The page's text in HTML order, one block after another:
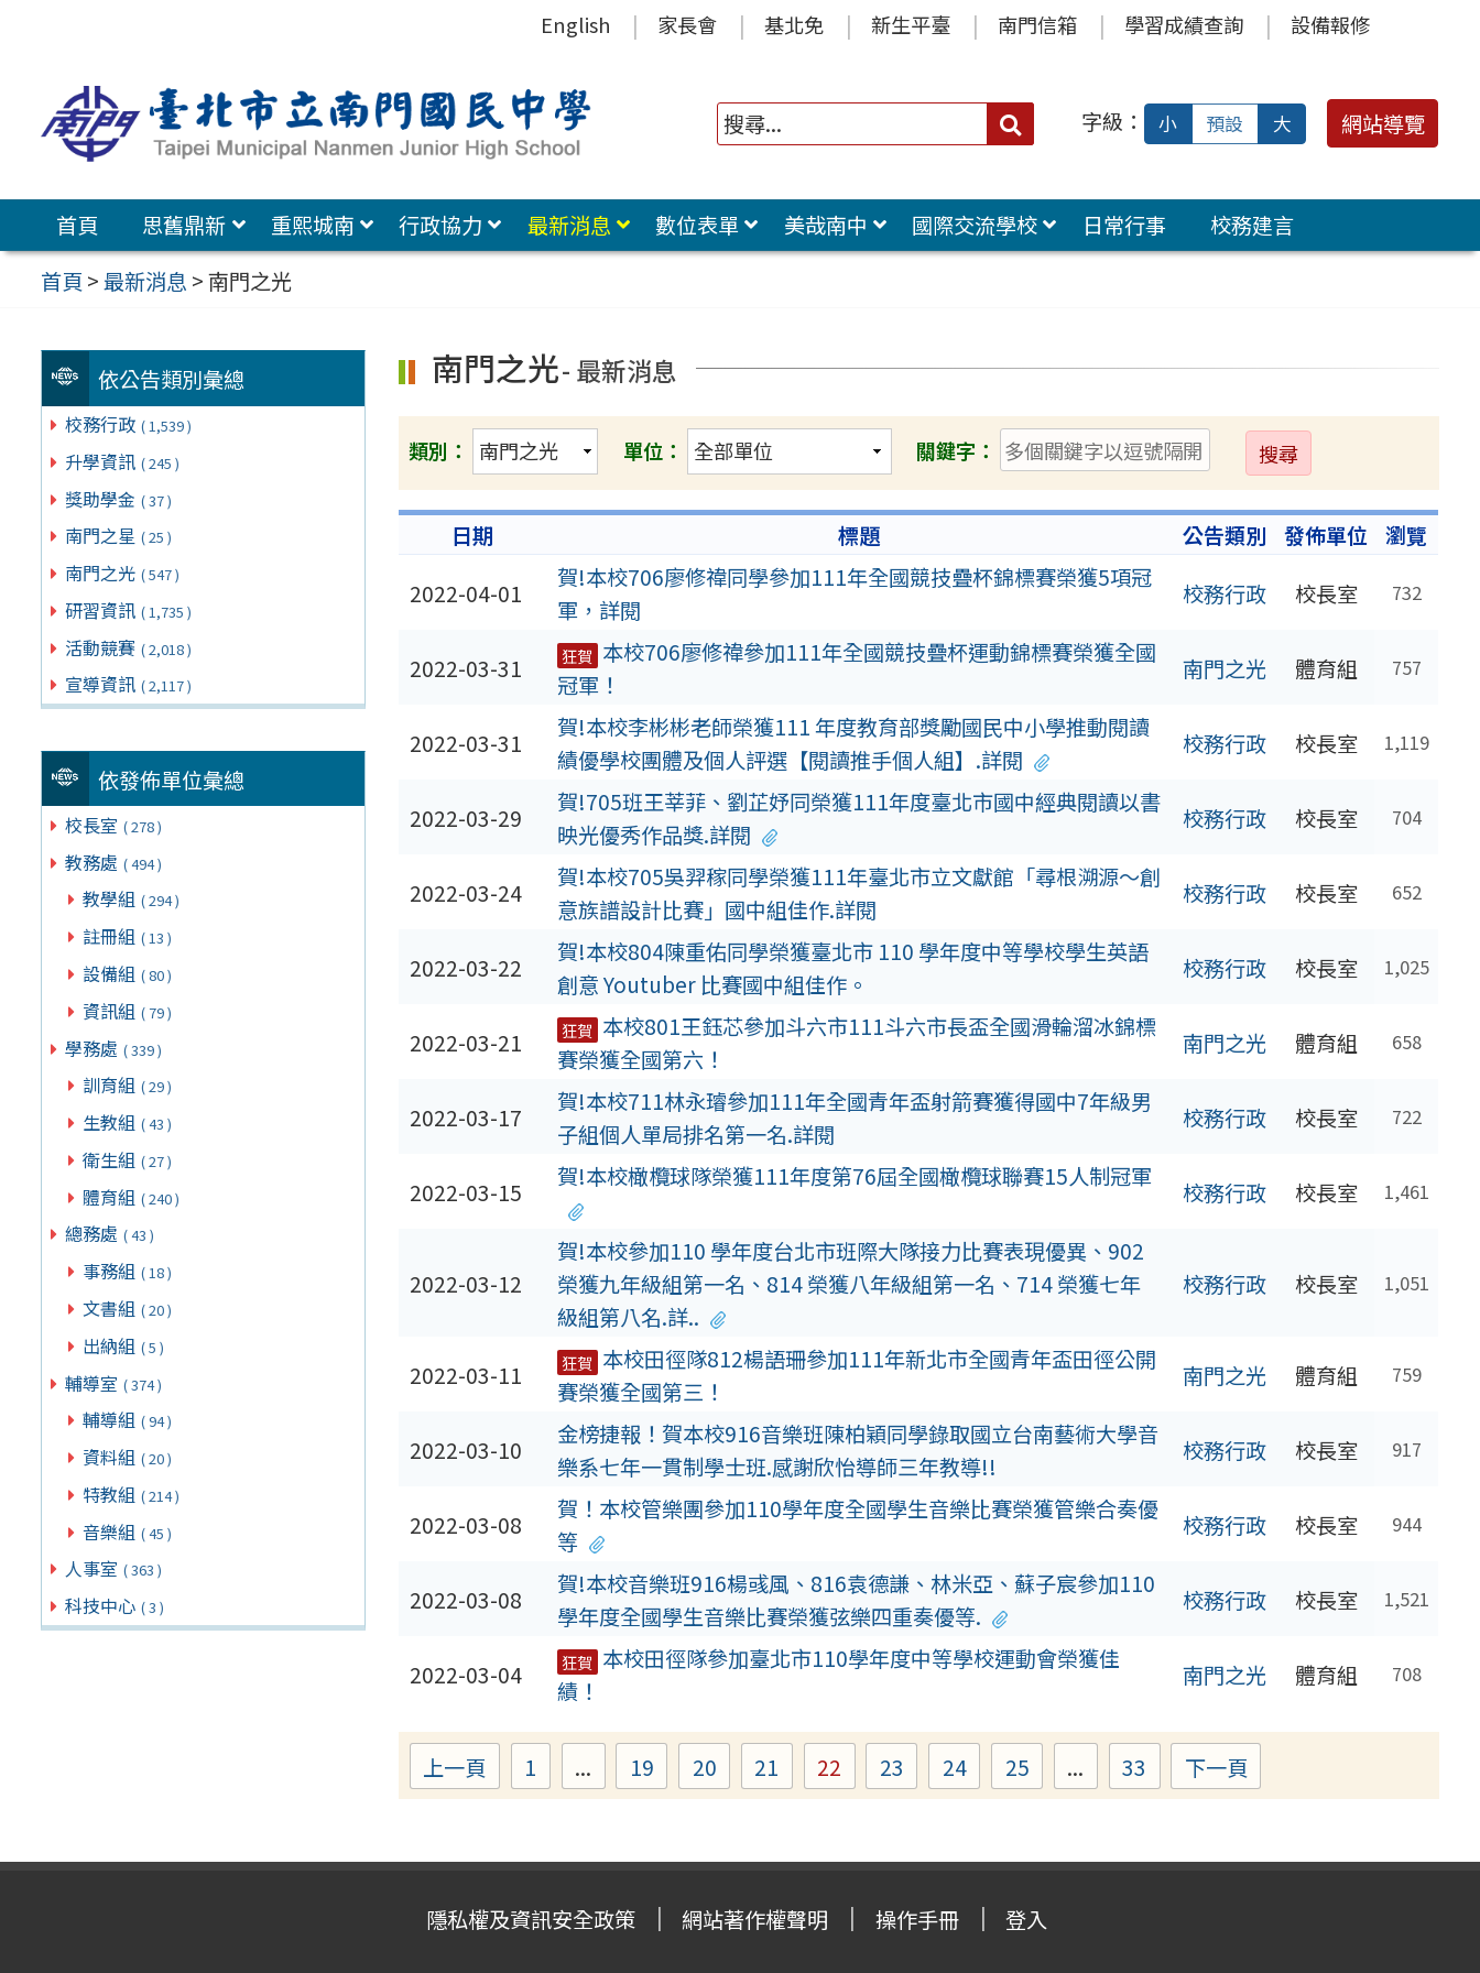
容
區
English 家長會 基北免 新生平臺 南門信箱 學習成績查詢 設備報修
搜
字級： 小 預設 大 網站導覽
首頁 思舊鼎新 重熙城南 行政協力 最新消息 數位表單 美哉南中 國際交流學校 日常行事
校務建言
首頁 >最新消息 >南門之光
依公告類別彙總
校務行政 ( 1,539 )
升學資訊 ( 245 )
獎助學金 ( 37 )
南門之星 ( 25 )
南門之光 ( 547 )
研習資訊 ( 1,735 )
活動競賽 ( 2,018 )
宣導資訊 ( 2,117 )
依發佈單位彙總
校長室 ( 278 )
教務處 ( 494 )
教學組 ( 294 )
註冊組 ( 13 )
設備組 ( 80 )
資訊組 ( 79 )
學務處 ( 339 )
訓育組 ( 29 )
生教組 ( 43 )
衛生組 ( 27 )
體育組 ( 240 )
總務處 ( 43 )
事務組 ( 18 )
文書組 ( 20 )
出納組 ( 5 )
輔導室 ( 374 )
輔導組 ( 94 )
資料組 ( 20 )
特教組 ( 214 )
音樂組 ( 45 )
人事室 ( 363 )
科技中心 ( 3 )
南門之光- 最新消息
類別： 單位： 關鍵字：
送
出
日期 標題 公告類別 發佈單位 瀏覽
2022-04-01
賀!本校706廖修禕同學參加111年全國競技疊杯錦標賽榮獲5項冠
軍，詳閱
校務行政 校長室 732
2022-03-31 狂賀 本校706廖修禕參加111年全國競技疊杯運動錦標賽榮獲全國
冠軍！
南門之光 體育組 757
2022-03-31
賀!本校李彬彬老師榮獲111 年度教育部獎勵國民中小學推動閱讀
績優學校團體及個人評選【閱讀推手個人組】.詳閱
校務行政 校長室 1,119
2022-03-29
賀!705班王莘菲、劉芷妤同榮獲111年度臺北市國中經典閱讀以書
映光優秀作品獎.詳閱
校務行政 校長室 704
2022-03-24
賀!本校705吳羿稼同學榮獲111年臺北市立文獻館「尋根溯源～創
意族譜設計比賽」國中組佳作.詳閱
校務行政 校長室 652
2022-03-22
賀!本校804陳重佑同學榮獲臺北市 110 學年度中等學校學生英語
創意 Youtuber 比賽國中組佳作。
校務行政 校長室 1,025
2022-03-21 狂賀 本校801王鈺芯參加斗六市111斗六市長盃全國滑輪溜冰錦標
賽榮獲全國第六！
南門之光 體育組 658
2022-03-17
賀!本校711林永璿參加111年全國青年盃射箭賽獲得國中7年級男
子組個人單局排名第一名.詳閱
校務行政 校長室 722
2022-03-15
賀!本校橄欖球隊榮獲111年度第76屆全國橄欖球聯賽15人制冠軍
校務行政 校長室 1,461
2022-03-12
賀!本校參加110 學年度台北市班際大隊接力比賽表現優異、902
榮獲九年級組第一名、814 榮獲八年級組第一名、714 榮獲七年
級組第八名.詳..
校務行政 校長室 1,051
2022-03-11 狂賀 本校田徑隊812楊語珊參加111年新北市全國青年盃田徑公開
賽榮獲全國第三！
南門之光 體育組 759
2022-03-10
金榜捷報！賀本校916音樂班陳柏穎同學錄取國立台南藝術大學音
樂系七年一貫制學士班.感謝欣怡導師三年教導!!
校務行政 校長室 917
2022-03-08
賀！本校管樂團參加110學年度全國學生音樂比賽榮獲管樂合奏優
等
校務行政 校長室 944
2022-03-08
賀!本校音樂班916楊彧風、816袁德謙、林米亞、蘇子宸參加110
學年度全國學生音樂比賽榮獲弦樂四重奏優等.
校務行政 校長室 1,521
2022-03-04 狂賀 本校田徑隊參加臺北市110學年度中等學校運動會榮獲佳
績！
南門之光 體育組 708
上一頁 Page
1 ... Page
19 Page
20 Page
21 Page
22 Page
23 Page
24 Page
25 ... Page
33 下一頁
隱私權及資訊安全政策 網站著作權聲明 操作手冊 登入